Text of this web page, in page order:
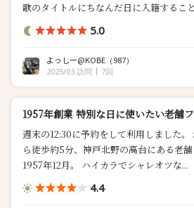
歌のタイトルにちなんだ日に入籍するこ
5.0
よっしー@KOBE （987）
2025/03 訪問
7回
1957年創業 特別な日に使いたい老舗
週末の12:30に予約をして利用しました。 地下鉄「新神戸駅」か
ら徒歩約5分、神戸北野の高台にある老舗フレ
1957年12月。 ハイカラでシャレオツな...
4.4